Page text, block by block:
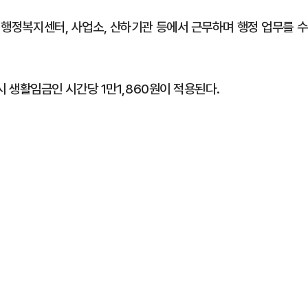
복지센터, 사업소, 산하기관 등에서 근무하며 행정 업무를 수
생활임금인 시간당 1만1,860원이 적용된다.